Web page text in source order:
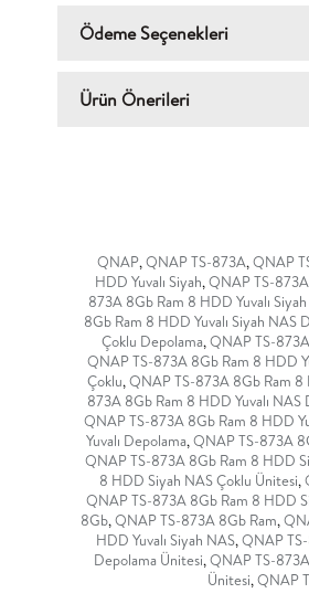
Ödeme Seçenekleri
Ürün Önerileri
QNAP,QNAP TS-873A,QNAP
HDD Yuvalı Siyah,QNAP TS-
873A 8Gb Ram 8 HDD Yuvalı
8Gb Ram 8 HDD Yuvalı Siyah NAS
Çoklu Depolama,QNAP TS-
QNAP TS-873A 8Gb Ram 8 HDD
Çoklu,QNAP TS-873A 8Gb Ram 8
873A 8Gb Ram 8 HDD Yuvalı NAS
QNAP TS-873A 8Gb Ram 8 HDD
Yuvalı Depolama,QNAP TS-873A
QNAP TS-873A 8Gb Ram 8 HDD
8 HDD Siyah NAS Çoklu Ünitesi,
QNAP TS-873A 8Gb Ram 8 HDD
8Gb,QNAP TS-873A 8Gb Ram,
HDD Yuvalı Siyah NAS,QNAP
Depolama Ünitesi,QNAP TS-
Ünitesi,QNAP